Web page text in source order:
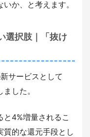
か、と考えます。
選択肢｜「抜け
サービスとして
した。
4%増量されるこ
質的な還元手段とし